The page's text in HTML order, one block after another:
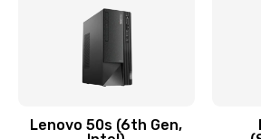
Замена
Заказать
Lenovo 50s (6th Gen,